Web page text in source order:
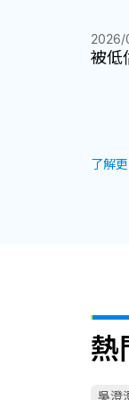
被低
2026/
了解
熱
吳澄